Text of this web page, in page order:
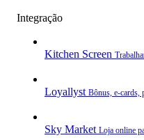
Integração
Kitchen Screen
Loyallyst Bônus, e‑cards,
Sky Market Loja online